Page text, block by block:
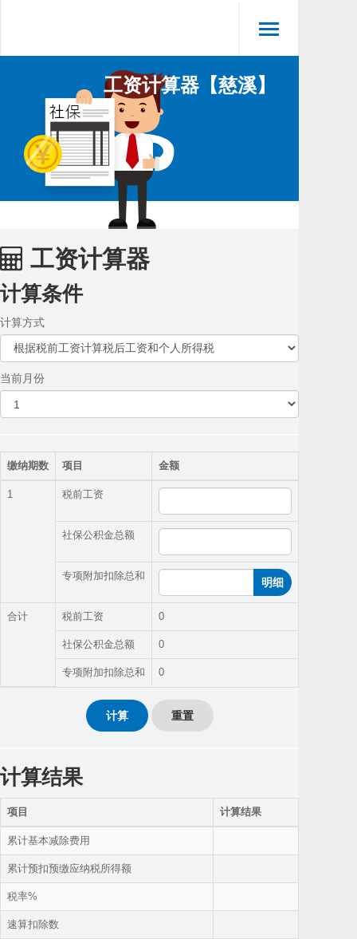
Toggle
工资计算器【慈溪】
工资计算器
计算条件
计算方式
当前月份
缴纳期数 项目 金额
1 税前工资
社保公积金总额
专项附加扣除总和
明细
合计 税前工资 0
社保公积金总额 0
专项附加扣除总和 0
计算 重置
计算结果
项目 计算结果
累计基本减除费用
累计预扣预缴应纳税所得额
税率%
速算扣除数